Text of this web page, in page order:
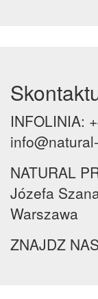
INFOLINIA:
NATURAL
Józefa
Warszawa
ZNAJDZ